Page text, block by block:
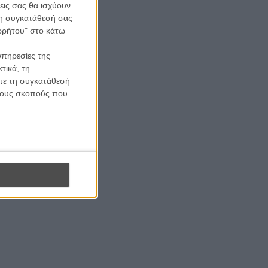
σας θα ισχύουν
συγκατάθεσή σας
στο κάτω
της
τη
τη συγκατάθεσή
σκοπούς που